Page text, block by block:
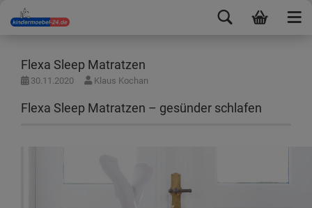
Flexa Sleep Matratzen
30.11.2020 Klaus Kochan
Flexa Sleep Matratzen – gesünder schlafen